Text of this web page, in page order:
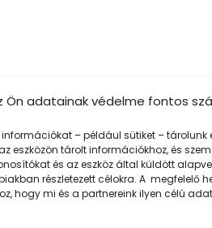
Ön adatainak védelme fontos
információkat – például sütiket – tárolunk
eszközön tárolt információkhoz, és
és az eszköz által küldött
részletezett célokra. A megfelelő
hogy mi és a partnereink ilyen célú